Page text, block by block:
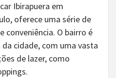
Ibirapuera em
oferece uma série de
conveniência. O bairro é
cidade, com uma vasta
de lazer, como